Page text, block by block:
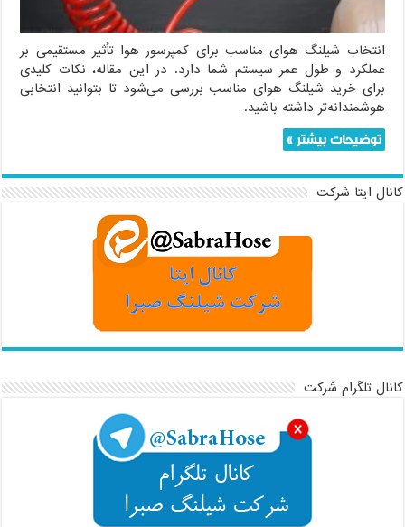
انتخاب شیلنگ هوای مناسب برای کمپرسور هوا تأثیر مستقیمی بر
عملکرد و طول عمر سیستم شما دارد. در این مقاله، نکات کلیدی
برای خرید شیلنگ هوای مناسب بررسی می‌شود تا بتوانید انتخابی
هوشمندانه‌تر داشته باشید.
توضیحات بیشتر »
کانال ایتا شرکت
کانال تلگرام شرکت